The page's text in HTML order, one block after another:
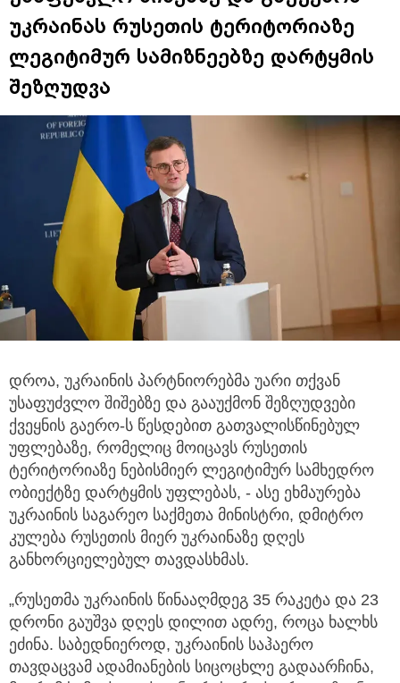
უკრაინას რუსეთის ტერიტორიაზე
ლეგიტიმურ სამიზნეებზე დარტყმის
შეზღუდვა
დროა, უკრაინის პარტნიორებმა უარი თქვან
უსაფუძვლო შიშებზე და გააუქმონ შეზღუდვები
ქვეყნის გაერო-ს წესდებით გათვალისწინებულ
უფლებაზე, რომელიც მოიცავს რუსეთის
ტერიტორიაზე ნებისმიერ ლეგიტიმურ სამხედრო
ობიექტზე დარტყმის უფლებას, - ასე ეხმაურება
უკრაინის საგარეო საქმეთა მინისტრი, დმიტრო
კულება რუსეთის მიერ უკრაინაზე დღეს
განხორციელებულ თავდასხმას.
„რუსეთმა უკრაინის წინააღმდეგ 35 რაკეტა და 23
დრონი გაუშვა დღეს დილით ადრე, როცა ხალხს
ეძინა. საბედნიეროდ, უკრაინის საჰაერო
თავდაცვამ ადამიანების სიცოცხლე გადაარჩინა,